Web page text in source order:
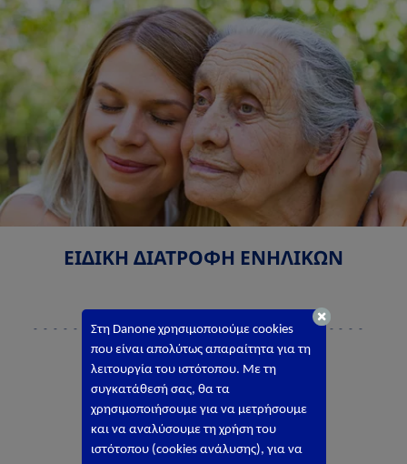
ΕΙΔΙΚΗ ΔΙΑΤΡΟΦΗ ΕΝΗΛΙΚΩΝ
ΝΕΑ ΑΠΟ ΤΗΝ
DANONE ΣΤΗΝ
Στη Danone χρησιμοποιούμε cookies
που είναι απολύτως απαραίτητα για τη
λειτουργία του ιστότοπου. Με τη
συγκατάθεσή σας, θα τα
χρησιμοποιήσουμε για να μετρήσουμε
και να αναλύσουμε τη χρήση του
ιστότοπου (cookies ανάλυσης), για να